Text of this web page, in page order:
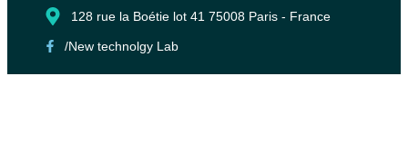
128 rue la Boétie lot 41 75008 Paris - France
/New technolgy Lab